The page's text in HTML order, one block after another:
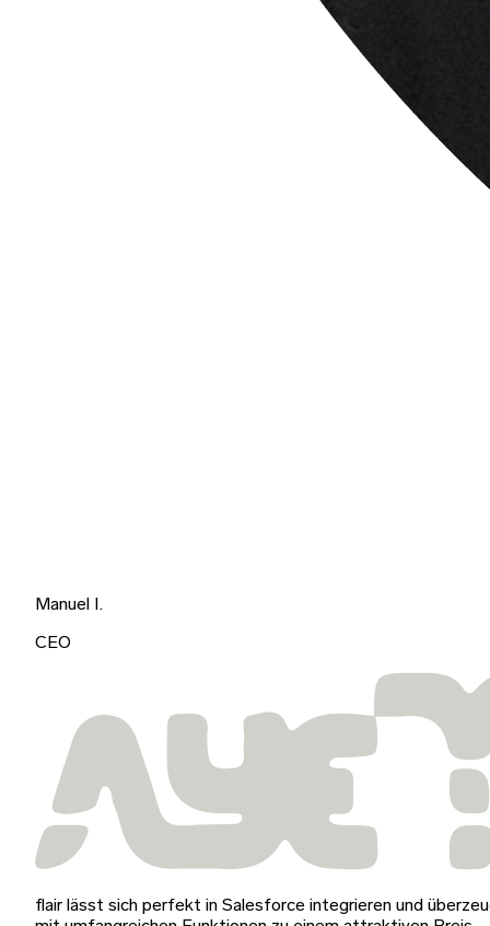
Manuel I.
CEO
flair lässt sich perfekt in Salesforce integrieren und